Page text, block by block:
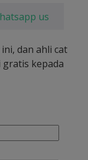
us
dan ahli cat
kepada